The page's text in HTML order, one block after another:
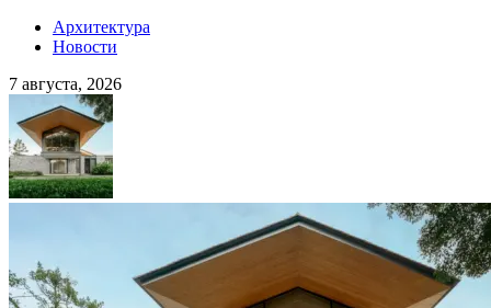
Архитектура
Новости
7 августа, 2026